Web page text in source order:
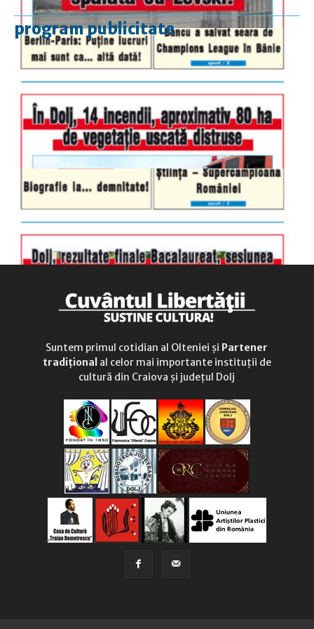
program publicitate
luni-vineri
9.00 - 17.00
duminică
9.00 - 12.00
Suntem primul cotidian al Olteniei și Partener
tradițional al celor mai importante instituții de
cultură din Craiova și județul Dolj